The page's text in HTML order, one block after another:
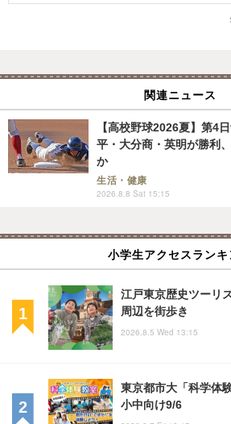
関連ニュース
【高校野球2026夏】第4
平・大分商・英明が勝利
か
生活・健康
2026.8.8 Sat 15:15
小学生アクセスランキ
江戸東京歴史ツーリ
周辺を街歩き
2026.8.5 Wed 13:15
東京都市大「科学体
小中向け9/6